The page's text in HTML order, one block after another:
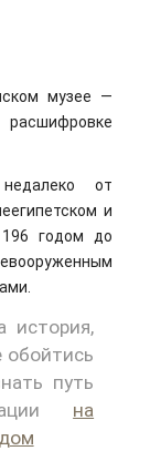
музее —
от
и
196 годом до
история,
обойтись
путь
на